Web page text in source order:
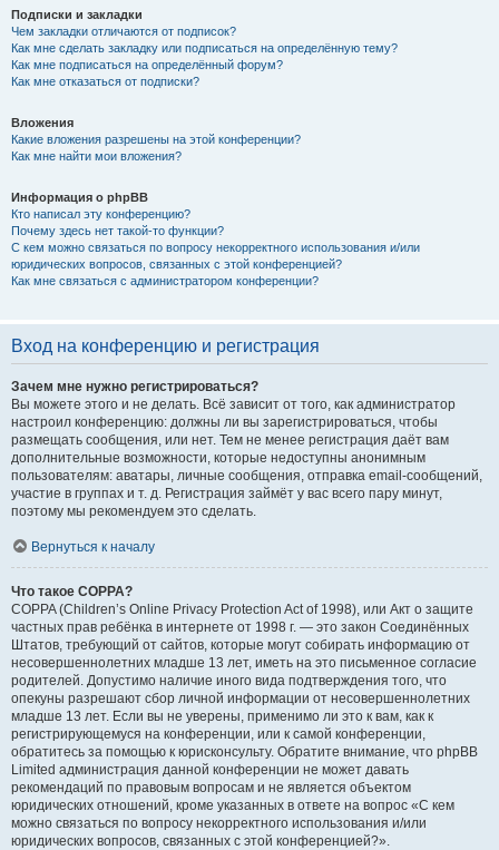
Подписки и закладки
Чем закладки отличаются от подписок?
Как мне сделать закладку или подписаться на определённую тему?
Как мне подписаться на определённый форум?
Как мне отказаться от подписки?
Вложения
Какие вложения разрешены на этой конференции?
Как мне найти мои вложения?
Информация о phpBB
Кто написал эту конференцию?
Почему здесь нет такой-то функции?
С кем можно связаться по вопросу некорректного использования и/или
юридических вопросов, связанных с этой конференцией?
Как мне связаться с администратором конференции?
Вход на конференцию и регистрация
Зачем мне нужно регистрироваться?
Вы можете этого и не делать. Всё зависит от того, как администратор
настроил конференцию: должны ли вы зарегистрироваться, чтобы
размещать сообщения, или нет. Тем не менее регистрация даёт вам
дополнительные возможности, которые недоступны анонимным
пользователям: аватары, личные сообщения, отправка email-сообщений,
участие в группах и т. д. Регистрация займёт у вас всего пару минут,
поэтому мы рекомендуем это сделать.
Вернуться к началу
Что такое COPPA?
COPPA (Children’s Online Privacy Protection Act of 1998), или Акт о защите
частных прав ребёнка в интернете от 1998 г. — это закон Соединённых
Штатов, требующий от сайтов, которые могут собирать информацию от
несовершеннолетних младше 13 лет, иметь на это письменное согласие
родителей. Допустимо наличие иного вида подтверждения того, что
опекуны разрешают сбор личной информации от несовершеннолетних
младше 13 лет. Если вы не уверены, применимо ли это к вам, как к
регистрирующемуся на конференции, или к самой конференции,
обратитесь за помощью к юрисконсульту. Обратите внимание, что phpBB
Limited администрация данной конференции не может давать
рекомендаций по правовым вопросам и не является объектом
юридических отношений, кроме указанных в ответе на вопрос «С кем
можно связаться по вопросу некорректного использования и/или
юридических вопросов, связанных с этой конференцией?».